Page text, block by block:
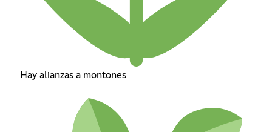
Hay alianzas a montones